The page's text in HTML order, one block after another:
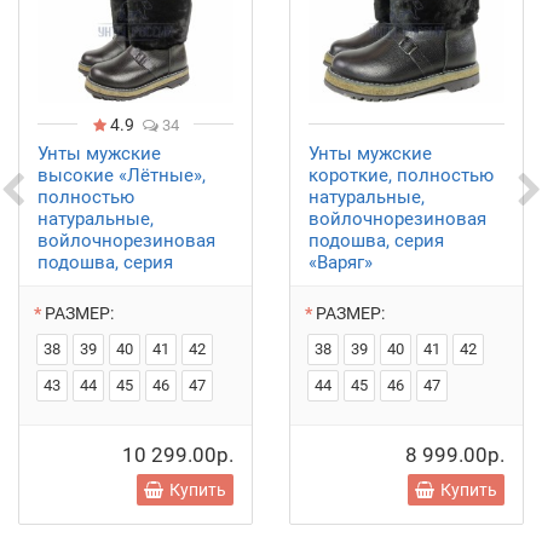
Унты мужские
высокие «Лётные»,
полностью
натуральные,
войлочнорезиновая
подошва, серия
4.9 34
РАЗМЕР:
38 39 40 41
42
43
44 45 46 47
10 299.00р.
Купить
Унты мужские
короткие, полностью
натуральные,
войлочнорезиновая
подошва, серия
«Варяг»
РАЗМЕР:
38 39 40 41
42
44
45 46 47
8 999.00р.
Купить